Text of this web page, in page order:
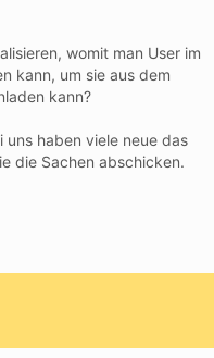
womit man User im
kann, um sie aus dem
kann?
haben viele neue das
die Sachen abschicken.